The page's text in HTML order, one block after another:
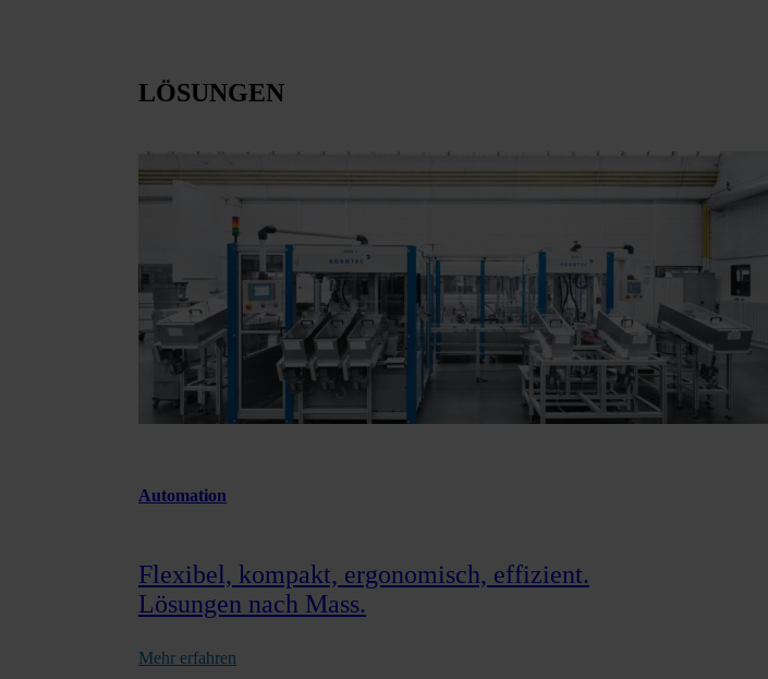
LÖSUNGEN
Automation
Flexibel, kompakt, ergonomisch, effizient.
Lösungen nach Mass.
Mehr erfahren